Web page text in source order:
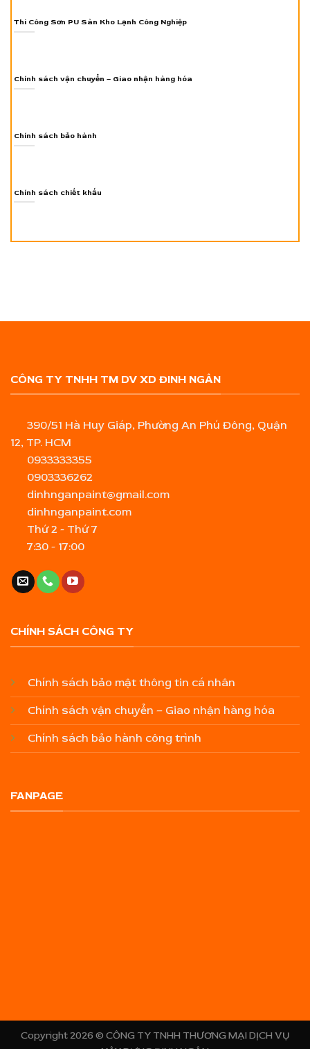
Thi Công Sơn PU Sàn Kho Lạnh Công Nghiệp
Chính sách vận chuyển – Giao nhận hàng hóa
Chính sách bảo hành
Chính sách chiết khấu
CÔNG TY TNHH TM DV XD ĐINH NGÂN
390/51 Hà Huy Giáp, Phường An Phú Đông, Quận
12, TP. HCM
0933333355
0903336262
dinhnganpaint@gmail.com
dinhnganpaint.com
Thứ 2 - Thứ 7
7:30 - 17:00
CHÍNH SÁCH CÔNG TY
Chính sách bảo mật thông tin cá nhân
Chính sách vận chuyển – Giao nhận hàng hóa
Chính sách bảo hành công trình
FANPAGE
Copyright 2026 © CÔNG TY TNHH THƯƠNG MẠI DỊCH VỤ